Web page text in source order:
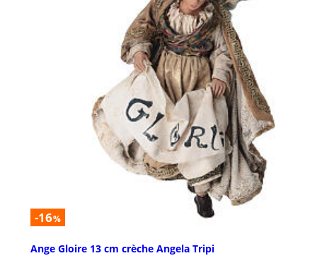
-16%
Ange Gloire 13 cm crèche Angela Tripi